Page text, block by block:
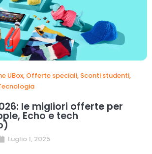
UBox, Offerte speciali, Sconti studenti,
le migliori offerte per
Echo e tech
Luglio 1, 2025